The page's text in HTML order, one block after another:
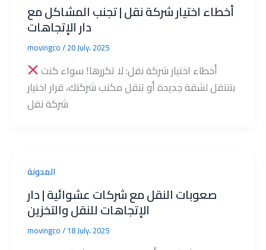
أخطاء اختيار شركة نقل | تجنب المشاكل مع
دار الإتجاهات
movingco/20 July، 2025
بتنتقل لشقة جديدة أو تنقل مكتب شركتك، قرار اختيار
شركة نقل
المدونة
صعوبات النقل مع شركات عشوائية | دار
الإتجاهات للنقل والتخزين
movingco/18 July، 2025